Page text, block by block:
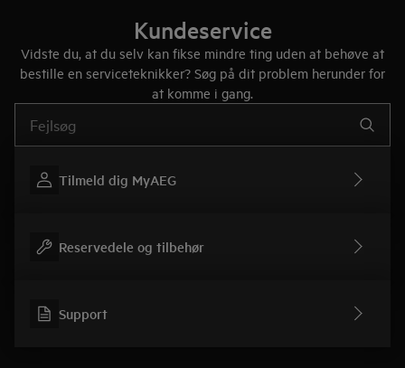
Kundeservice
Vidste du, at du selv kan fikse mindre ting uden at behøve at
bestille en serviceteknikker? Søg på dit problem herunder for
at komme i gang.
Tilmeld dig MyAEG
Reservedele og tilbehør
Support